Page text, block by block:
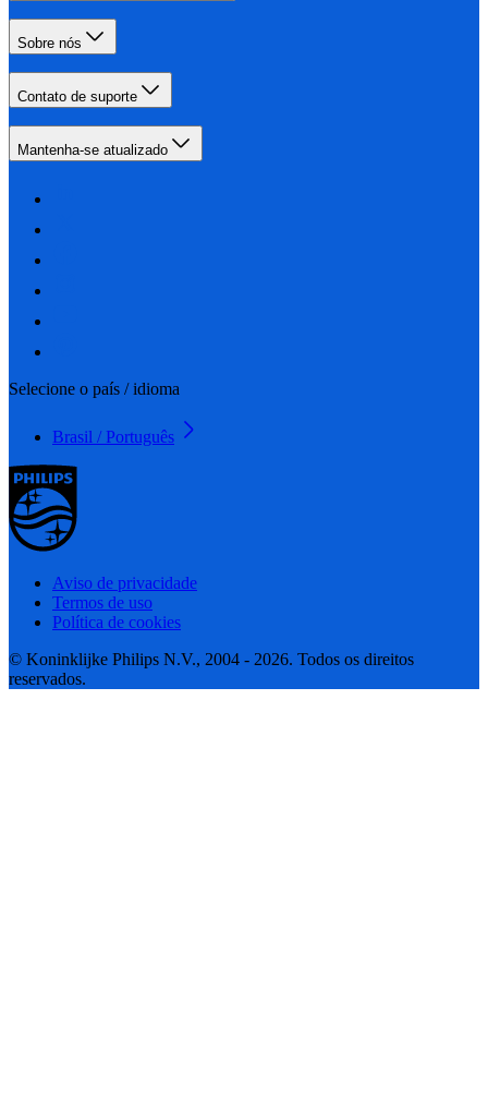
Sobre nós
Contato de suporte
Mantenha-se atualizado
Selecione o país / idioma
Brasil / Português
Aviso de privacidade
Termos de uso
Política de cookies
© Koninklijke Philips N.V., 2004 - 2026. Todos os direitos
reservados.